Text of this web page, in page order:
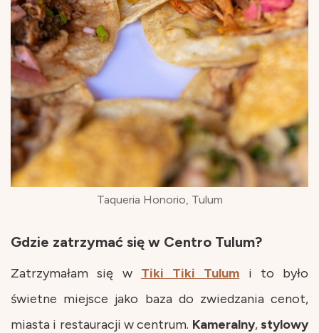
Taqueria Honorio, Tulum
Gdzie zatrzymać się w Centro Tulum?
Zatrzymałam się w Tiki Tiki Tulum i to było
świetne miejsce jako baza do zwiedzania cenot,
miasta i restauracji w centrum. Kameralny,stylowy